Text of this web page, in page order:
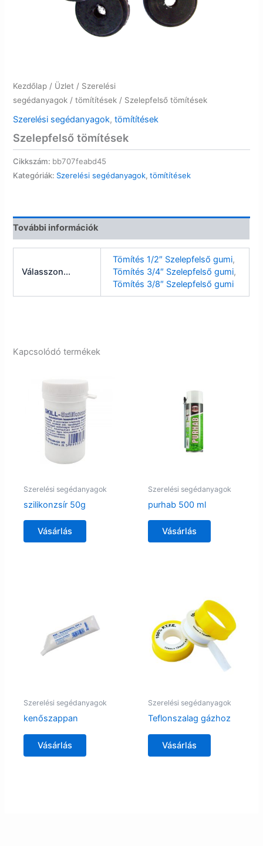
Kezdőlap / Üzlet / Szerelési
segédanyagok /tömítítések / Szelepfelső tömítések
Szerelési segédanyagok,tömítítések
Szelepfelső tömítések
Cikkszám: bb707feabd45
Kategóriák: Szerelési segédanyagok,tömítítések
További információk
Válasszon...
Tömítés 1/2″ Szelepfelső gumi,
Tömítés 3/4″ Szelepfelső gumi,
Tömítés 3/8″ Szelepfelső gumi
Kapcsolódó termékek
Szerelési segédanyagok
szilikonzsír 50g
Vásárlás
Szerelési segédanyagok
purhab 500 ml
Vásárlás
Szerelési segédanyagok
kenőszappan
Vásárlás
Szerelési segédanyagok
Teflonszalag gázhoz
Vásárlás